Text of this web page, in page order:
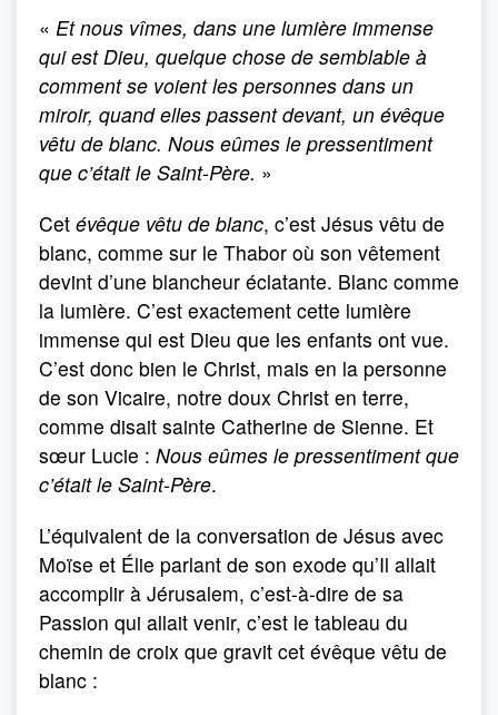
« Et nous vîmes, dans une lumière immense
qui est Dieu, quelque chose de semblable à
comment se voient les personnes dans un
miroir, quand elles passent devant, un évêque
vêtu de blanc. Nous eûmes le pressentiment
que c’était le Saint-Père. »
Cet évêque vêtu de blanc, c’est Jésus vêtu de
blanc, comme sur le Thabor où son vêtement
devint d’une blancheur éclatante. Blanc comme
la lumière. C’est exactement cette lumière
immense qui est Dieu que les enfants ont vue.
C’est donc bien le Christ, mais en la personne
de son Vicaire, notre doux Christ en terre,
comme disait sainte Catherine de Sienne. Et
sœur Lucie : Nous eûmes le pressentiment que
c’était le Saint-Père.
L’équivalent de la conversation de Jésus avec
Moïse et Élie parlant de son exode qu’Il allait
accomplir à Jérusalem, c’est-à-dire de sa
Passion qui allait venir, c’est le tableau du
chemin de croix que gravit cet évêque vêtu de
blanc :